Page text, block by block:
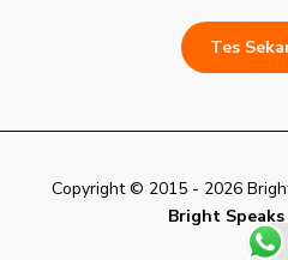
Tes
Copyright © 2015 - 2026
Bright